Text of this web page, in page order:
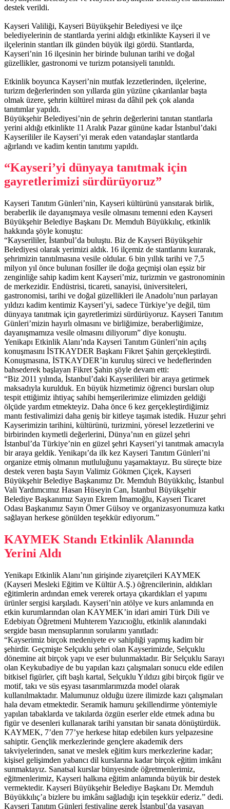
destek verildi.
Kayseri Valiliği, Kayseri Büyükşehir Belediyesi ve ilçe
belediyelerinin de stantlarda yerini aldığı etkinlikte Kayseri il ve
ilçelerinin stantları ilk günden büyük ilgi gördü. Stantlarda,
Kayseri’nin 16 ilçesinin her birinde bulunan tarihi ve doğal
güzellikler, gastronomi ve turizm potansiyeli tanıtıldı.
Etkinlik boyunca Kayseri’nin mutfak lezzetlerinden, ilçelerine,
turizm değerlerinden son yıllarda gün yüzüne çıkarılanlar başta
olmak üzere, şehrin kültürel mirası da dâhil pek çok alanda
tanıtımlar yapıldı.
Büyükşehir Belediyesi’nin de şehrin değerlerini tanıtan stantlarla
yerini aldığı etkinlikte 11 Aralık Pazar gününe kadar İstanbul’daki
Kayserililer ile Kayseri’yi merak eden vatandaşlar stantlarda
ağırlandı ve kadim kentin tanıtımı yapıldı.
“Kayseri’yi dünyaya tanıtmak için
gayretlerimizi sürdürüyoruz”
Kayseri Tanıtım Günleri’nin, Kayseri kültürünü yansıtarak birlik,
beraberlik ile dayanışmaya vesile olmasını temenni eden Kayseri
Büyükşehir Belediye Başkanı Dr. Memduh Büyükkılıç, etkinlik
hakkında şöyle konuştu:
“Kayserililer, İstanbul’da buluştu. Biz de Kayseri Büyükşehir
Belediyesi olarak yerimizi aldık. 16 ilçemiz de stantlarını kurarak,
şehrimizin tanıtılmasına vesile oldular. 6 bin yıllık tarihi ve 7,5
milyon yıl önce bulunan fosiller ile doğa geçmişi olan eşsiz bir
zenginliğe sahip kadim kent Kayseri’miz, turizmin ve gastronominin
de merkezidir. Endüstrisi, ticareti, sanayisi, üniversiteleri,
gastronomisi, tarihi ve doğal güzellikleri ile Anadolu’nun parlayan
yıldızı kadim kentimiz Kayseri’yi, sadece Türkiye’ye değil, tüm
dünyaya tanıtmak için gayretlerimizi sürdürüyoruz. Kayseri Tanıtım
Günleri’mizin hayırlı olmasını ve birliğimize, beraberliğimize,
dayanışmamıza vesile olmasını diliyorum” diye konuştu.
Yenikapı Etkinlik Alanı’nda Kayseri Tanıtım Günleri’nin açılış
konuşmasını İSTKAYDER Başkanı Fikret Şahin gerçekleştirdi.
Konuşmasına, İSTKAYDER’in kuruluş süreci ve hedeflerinden
bahsederek başlayan Fikret Şahin şöyle devam etti:
“Biz 2011 yılında, İstanbul’daki Kayserilileri bir araya getirmek
maksadıyla kurulduk. En büyük hizmetimiz öğrenci bursları olup
tespit ettiğimiz ihtiyaç sahibi hemşerilerimize elimizden geldiği
ölçüde yardım etmekteyiz. Daha önce 6 kez gerçekleştirdiğimiz
mantı festivalimizi daha geniş bir kitleye taşımak istedik. Huzur şehri
Kayserimizin tarihini, kültürünü, turizmini, yöresel lezzetlerini ve
birbirinden kıymetli değerlerini, Dünya’nın en güzel şehri
İstanbul’da Türkiye’nin en güzel şehri Kayseri’yi tanıtmak amacıyla
bir araya geldik. Yenikapı’da ilk kez Kayseri Tanıtım Günleri’ni
organize etmiş olmanın mutluluğunu yaşamaktayız. Bu süreçte bize
destek veren başta Sayın Valimiz Gökmen Çiçek, Kayseri
Büyükşehir Belediye Başkanımız Dr. Memduh Büyükkılıç, İstanbul
Vali Yardımcımız Hasan Hüseyin Can, İstanbul Büyükşehir
Belediye Başkanımız Sayın Ekrem İmamoğlu, Kayseri Ticaret
Odası Başkanımız Sayın Ömer Gülsoy ve organizasyonumuza katkı
sağlayan herkese gönülden teşekkür ediyorum.”
KAYMEK Standı Etkinlik Alanında
Yerini Aldı
Yenikapı Etkinlik Alanı’nın girişinde ziyaretçileri KAYMEK
(Kayseri Mesleki Eğitim ve Kültür A.Ş.) öğrencilerinin, aldıkları
eğitimlerin ardından emek vererek ortaya çıkardıkları el yapımı
ürünler sergisi karşıladı. Kayseri’nin atölye ve kurs anlamında en
etkin kurumlarından olan KAYMEK’in idari amiri Türk Dili ve
Edebiyatı Öğretmeni Muhterem Yazıcıoğlu, etkinlik alanındaki
sergide basın mensuplarının sorularını yanıtladı:
“Kayserimiz birçok medeniyete ev sahipliği yapmış kadim bir
şehirdir. Geçmişte Selçuklu şehri olan Kayserimizde, Selçuklu
dönemine ait birçok yapı ve eser bulunmaktadır. Bir Selçuklu Sarayı
olan Keykubadiye de bu yapılan kazı çalışmaları sonucu elde edilen
bitkisel figürler, çift başlı kartal, Selçuklu Yıldızı gibi birçok figür ve
motif, takı ve süs eşyası tasarımlarımızda model olarak
kullanılmaktadır. Malumunuz olduğu üzere ilimizde kazı çalışmaları
hala devam etmektedir. Seramik hamuru şekillendirme yöntemiyle
yapılan tabaklarda ve takılarda özgün eserler elde etmek adına bu
figür ve desenleri kullanarak tarihi yansıtan bir sanata dönüştürdük.
KAYMEK, 7’den 77’ye herkese hitap edebilen kurs yelpazesine
sahiptir. Gençlik merkezlerinde gençlere akademik ders
takviyelerinden, sanat ve meslek eğitim kurs merkezlerine kadar;
kişisel gelişimden yabancı dil kurslarına kadar birçok eğitim imkânı
sunmaktayız. Sanatsal kurslar bünyesinde öğretmenlerimiz,
eğitmenlerimiz, Kayseri halkına eğitim anlamında büyük bir destek
vermektedir. Kayseri Büyükşehir Belediye Başkanı Dr. Memduh
Büyükkılıç’a bizlere bu imkânı sağladığı için teşekkür ederiz.” dedi.
Kayseri Tanıtım Günleri festivaline gerek İstanbul’da yaşayan